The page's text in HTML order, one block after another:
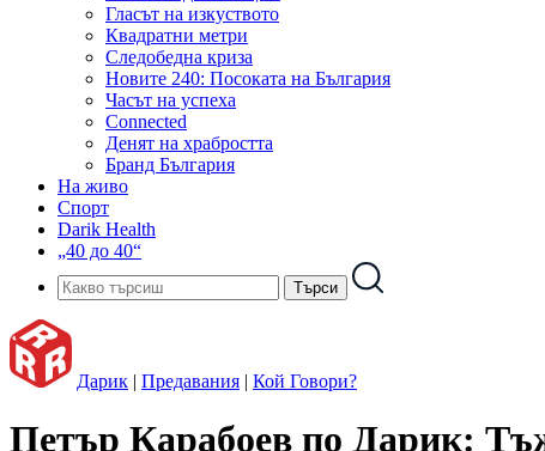
Гласът на изкуството
Квадратни метри
Следобедна криза
Новите 240: Посоката на България
Часът на успеха
Connected
Денят на храбростта
Бранд България
На живо
Спорт
Darik Health
„40 до 40“
Дарик | Предавания | Кой Говори?
Петър Карабоев по Дарик: